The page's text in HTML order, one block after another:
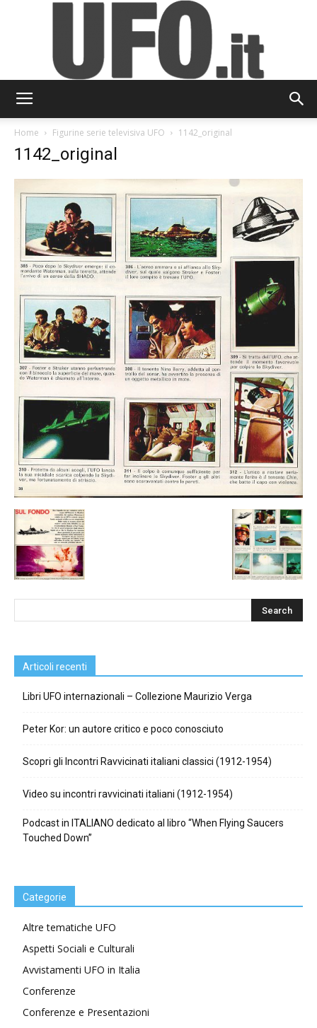
Home Figurine serie televisiva UFO 1142_original
1142_original
Articoli recenti
Libri UFO internazionali – Collezione Maurizio Verga
Peter Kor: un autore critico e poco conosciuto
Scopri gli Incontri Ravvicinati italiani classici (1912-1954)
Video su incontri ravvicinati italiani (1912-1954)
Podcast in ITALIANO dedicato al libro “When Flying Saucers
Touched Down”
Categorie
Altre tematiche UFO
Aspetti Sociali e Culturali
Avvistamenti UFO in Italia
Conferenze
Conferenze e Presentazioni